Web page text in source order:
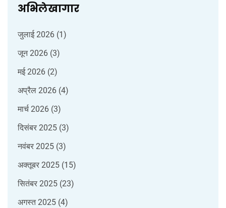
अभिलेखागार
जुलाई 2026 (1)
जून 2026 (3)
मई 2026 (2)
अप्रैल 2026 (4)
मार्च 2026 (3)
दिसंबर 2025 (3)
नवंबर 2025 (3)
अक्तूबर 2025 (15)
सितंबर 2025 (23)
अगस्त 2025 (4)